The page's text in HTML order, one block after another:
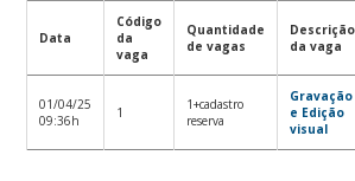
Data
Código
da
vaga
Quantidade
de vagas
Descrição
da vaga
01/04/25
09:36h
1
1+cadastro
reserva
Gravação
e Edição
visual